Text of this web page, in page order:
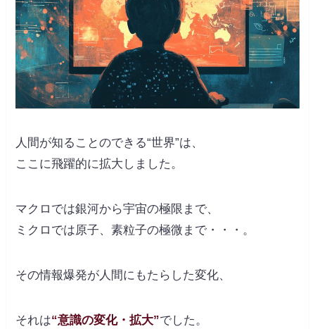
人間が知ることのできる“世界”は、
ここに飛躍的に拡大しました。
マクロでは銀河から宇宙の極限まで、
ミクロでは原子、素粒子の極微まで・・・。
その情報爆発が人間にもたらした変化、
それは“意識の変化・拡大”でした。